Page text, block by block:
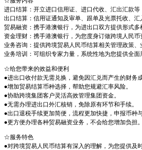
进口结算：开立进口信用证、进口代收、汇出汇款等
出口结算：信用证通知及审单、跟单及光票托收、汇
贸易融资：携手港澳银行，为进出口双方提供形式多
资金理财：携手港澳银行，为您度身订做跨境人民币
业务咨询：提供跨境贸易人民币结算相关管理政策、
业务培训：可组织专家力量，系统性地为您提供全面
☆给您带来的效益和便利
●进出口收付款无需兑换，避免因汇兑而产生的财务成
●增加贸易结算币种选择，帮助您规避汇率风险。
●协助跨境集团客户灵活高效管理集团资金。
●无需办理进出口外汇核销，免除原有环节和手续。
●出口退税手续更加简便，流程更加快捷，申报币种
●更方便办理各种贸易融资业务，不会给您增加负担。
☆服务特色
●对跨境贸易人民币结算有深入的理解，为您提供及